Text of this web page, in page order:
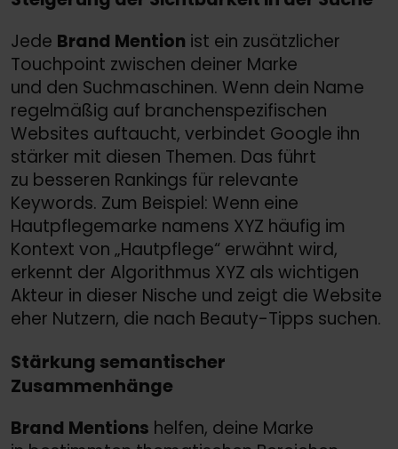
Jede Brand Mention ist ein zusätzlicher
Touchpoint zwischen deiner Marke
und den Suchmaschinen. Wenn dein Name
regelmäßig auf branchenspezifischen
Websites auftaucht, verbindet Google ihn
stärker mit diesen Themen. Das führt
zu besseren Rankings für relevante
Keywords. Zum Beispiel: Wenn eine
Hautpflegemarke namens XYZ häufig im
Kontext von „Hautpflege“ erwähnt wird,
erkennt der Algorithmus XYZ als wichtigen
Akteur in dieser Nische und zeigt die Website
eher Nutzern, die nach Beauty-Tipps suchen.
Stärkung semantischer
Zusammenhänge
Brand Mentions helfen, deine Marke